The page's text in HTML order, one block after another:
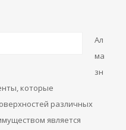
Ал
ма
зн
которые
различных
является